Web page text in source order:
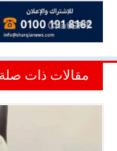
مقالات ذات صلة